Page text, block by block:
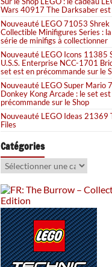
Wars 40917 The Darksaber
Nouveauté LEGO 71053 Shrek
Collectible Minifigures Series :
série de minifigs à collectionner
Nouveauté LEGO Icons 11385
U.S.S. Enterprise NCC-1701
set est en précommande sur le
Nouveauté LEGO Super Mario
Donkey Kong Arcade : le set est
précommande sur le Shop
Nouveauté LEGO Ideas 21369
Files
Catégories
Catégories